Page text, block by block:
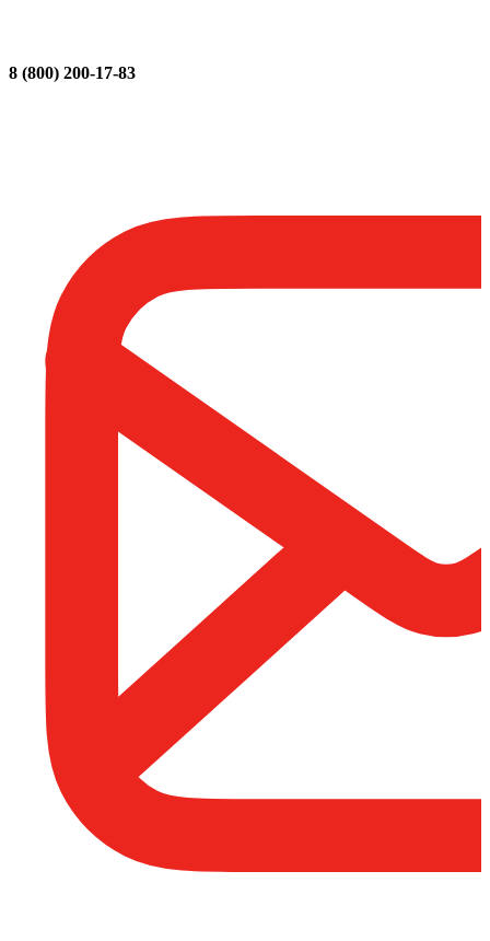
8 (800) 200-17-83